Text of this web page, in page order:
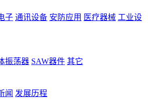
子 通讯设备 安防应用 医疗器械 工业设
振荡器 SAW器件 其它
闻 发展历程